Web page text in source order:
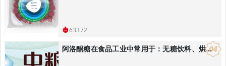
63372
阿洛酮糖在食品工业中常用于：无糖饮料、烘焙食品：替代蔗糖降低热量